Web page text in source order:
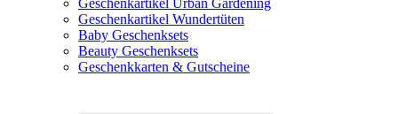
Geschenkartikel Urban Gardening
Geschenkartikel Wundertüten
Baby Geschenksets
Beauty Geschenksets
Geschenkkarten & Gutscheine